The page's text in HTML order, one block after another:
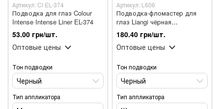
Артикул: CI EL-374
Подводка для глаз Colour
Intense Intense Liner EL-374
53.00 грн/шт.
Оптовые цены
Тон подводки
Черный
Тип аппликатора
Артикул: L606
Подводка-фломастер для
глаз Liangi чёрная
водостойкая
180.40 грн/шт.
Оптовые цены
Тон подводки
Черный
Тип аппликатора